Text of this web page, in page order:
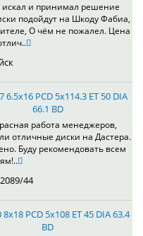
искал и принимал решение
подойдут на Шкоду Фабиа,
О чём не пожалел. Цена
6.5x16 PCD 5x114.3 ET 50 DIA
66.1 BD
работа менеджеров,
отличные диски на Дастера.
Буду рекомендовать всем
44
8x18 PCD 5x108 ET 45 DIA 63.4
BD